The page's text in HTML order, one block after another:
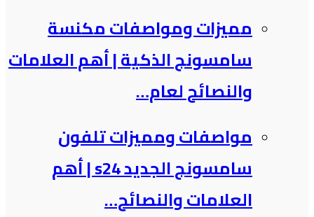
مميزات ومواصفات مكنسة
سامسونج الذكية​ | أهم العلامات
والنصائح لعام…
مواصفات ومميزات تلفون
سامسونج الجديد s24 | أهم
العلامات والنصائح…